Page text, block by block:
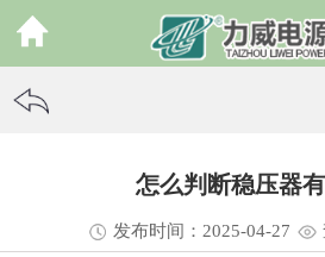
怎么判断稳压器
发布时间：2025-04-27